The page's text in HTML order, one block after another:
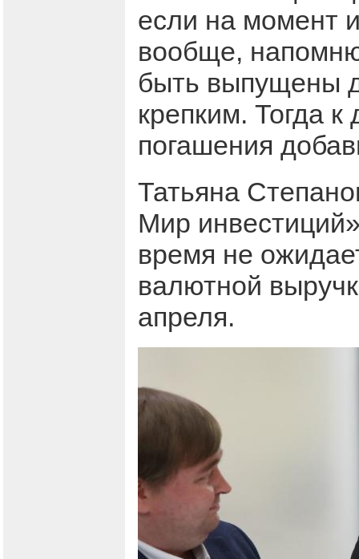
если на момент
вообще,
быть выпущены
крепким. Тогда
погашения
Татьяна
Мир
время не
валютной
апреля.